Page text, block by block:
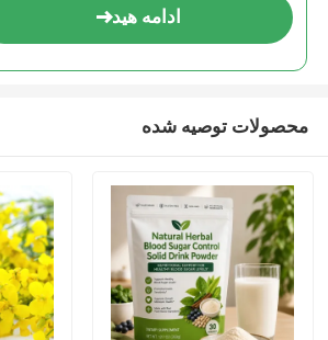
ادامه هید
محصولات توصیه شده